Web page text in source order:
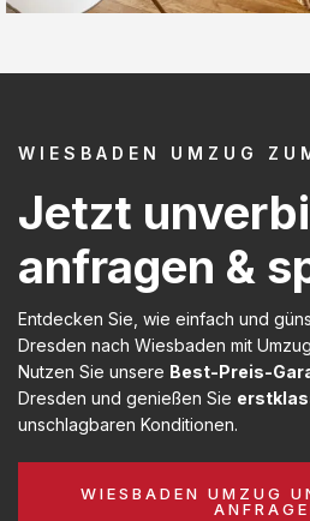
WIESBADEN UMZUG
Jetzt
anfragen &
Entdecken Sie, wie einfach und
Dresden nach Wiesbaden mit
Nutzen Sie unsere Best-Preis-
Dresden und genießen Sie
unschlagbaren Konditionen.
WIESBADEN UMZUG